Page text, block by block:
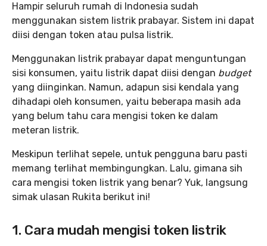
Hampir seluruh rumah di Indonesia sudah
menggunakan sistem listrik prabayar. Sistem ini dapat
diisi dengan token atau pulsa listrik.
Menggunakan listrik prabayar dapat menguntungan
sisi konsumen, yaitu listrik dapat diisi dengan budget
yang diinginkan. Namun, adapun sisi kendala yang
dihadapi oleh konsumen, yaitu beberapa masih ada
yang belum tahu cara mengisi token ke dalam
meteran listrik.
Meskipun terlihat sepele, untuk pengguna baru pasti
memang terlihat membingungkan. Lalu, gimana sih
cara mengisi token listrik yang benar? Yuk, langsung
simak ulasan Rukita berikut ini!
1. Cara mudah mengisi token listrik